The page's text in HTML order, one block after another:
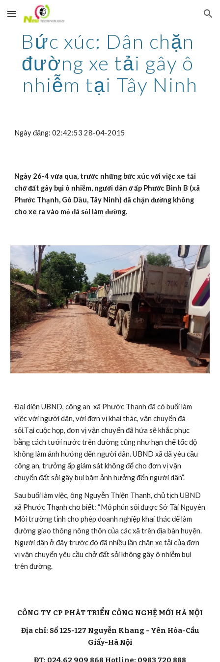
Skip to main content Skip to navigation
Bức xúc: Dân chặn
đường xe tải gây ô
nhiễm tại Tây Ninh
Ngày đăng: 02:42:53 28-04-2015
Ngày 26-4 vừa qua, trước những bức xúc với việc xe tải
chở đất gây bụi ô nhiễm, người dân ở ấp Phước Bình B (xã
Phước Thạnh, Gò Dầu, Tây Ninh) đã chặn đường không
cho xe ra vào mỏ đá sỏi làm đường.
Đại diện UBND, công an  xã Phước Thạnh đã có buổi làm
việc với người dân, với đơn vị khai thác, vận chuyển đá
sỏi.Tại cuộc họp, đơn vị vận chuyển đã hứa sẽ khắc phục
bằng cách tưới nước trên đường cũng như hạn chế tốc độ
không làm ảnh hưởng đến người dân. UBND xã đã yêu cầu
công an, trưởng ấp giám sát không để cho đơn vị vận
chuyển đất sỏi gây bụi bặm ảnh hưởng đến người dân”.
Sau buổi làm việc, ông Nguyễn Thiện Thanh, chủ tịch UBND
xã Phước Thạnh cho biết: “Mỏ phún sỏi được Sở Tài Nguyên
Môi trường tỉnh cho phép doanh nghiệp khai thác để làm
đường giao thông nông thôn của các xã trên địa bàn huyện.
Người dân ở đây trước đó đã nhiều lần chặn xe tải của đơn
vị vận chuyển yêu cầu chở đất sỏi không gây ô nhiễm bụi
trên đường.
CÔNG TY CP PHÁT TRIỂN CÔNG NGHỆ MỚI HÀ NỘI
Địa chỉ: Số 125-127 Nguyễn Khang - Yên Hòa-Cầu
Giấy-Hà Nội
ĐT: 024.62 909 868 Hotline: 0983 720 888